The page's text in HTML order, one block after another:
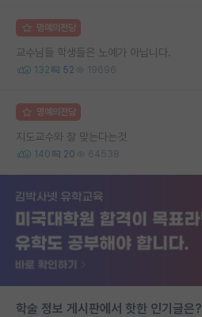
명예의전당
교수님들 학생들은 노예가 아닙니다.
132 52 19696
명예의전당
지도교수와 잘 맞는다는것
140 20 64538
학술 정보 게시판에서 핫한 인기글은?